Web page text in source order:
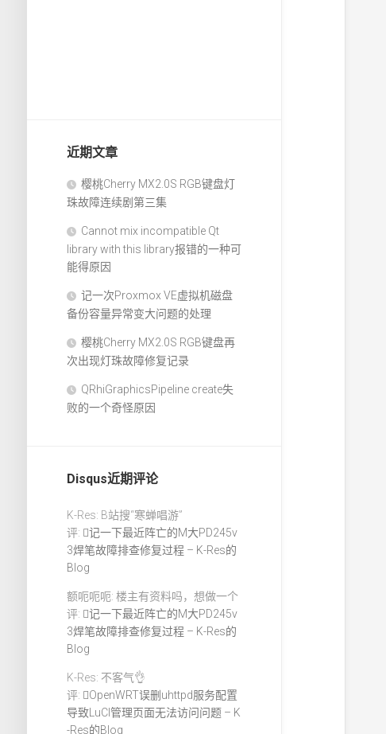
近期文章
樱桃Cherry MX2.0S RGB键盘灯
珠故障连续剧第三集
Cannot mix incompatible Qt
library with this library报错的一种可
能得原因
记一次Proxmox VE虚拟机磁盘
备份容量异常变大问题的处理
樱桃Cherry MX2.0S RGB键盘再
次出现灯珠故障修复记录
QRhiGraphicsPipeline create失
败的一个奇怪原因
Disqus近期评论
K-Res: B站搜“寒蝉唱游”
评:
记一下最近阵亡的M大PD245v
3焊笔故障排查修复过程 – K-Res的
Blog
额呃呃呃: 楼主有资料吗，想做一个
评:
记一下最近阵亡的M大PD245v
3焊笔故障排查修复过程 – K-Res的
Blog
K-Res: 不客气👌
评:
OpenWRT误删uhttpd服务配置
导致LuCI管理页面无法访问问题 – K
-Res的Blog